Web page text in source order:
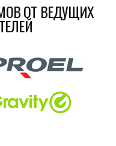
ОТ ВЕДУЩИХ